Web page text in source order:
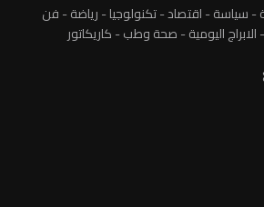
- سياسة - اقتصاد - تكنولوجيا - رياضة - فن
اليومية - صحة وطب - كاريكاتور